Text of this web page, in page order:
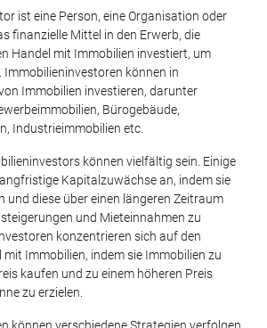
ist eine Person, eine Organisation oder
finanzielle Mittel in den Erwerb, die
Handel mit Immobilien investiert, um
Immobilieninvestoren können in
Immobilien investieren, darunter
Bürogebäude,
Industrieimmobilien etc.
können vielfältig sein. Einige
Kapitalzuwächse an, indem sie
und diese über einen längeren Zeitraum
und Mieteinnahmen zu
konzentrieren sich auf den
Immobilien, indem sie Immobilien zu
kaufen und zu einem höheren Preis
zu erzielen.
können verschiedene Strategien verfolgen,